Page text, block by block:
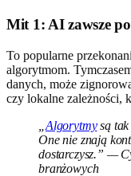
Mit 1: AI zawsze
To popularne
algorytmom.
danych, może
czy lokalne zależności,
Algorytmysą tak
One nie znają
dostarczysz.” —
branżowych